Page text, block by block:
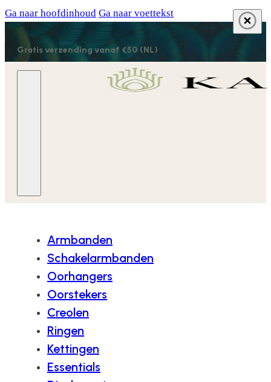
Ga naar hoofdinhoud Ga naar voettekst
Gratis verzending vanaf €50 (NL)
Armbanden
Schakelarmbanden
Oorhangers
Oorstekers
Creolen
Ringen
Kettingen
Essentials